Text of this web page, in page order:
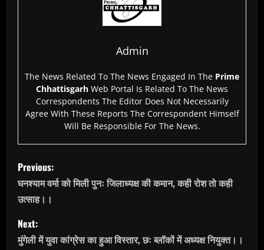
Admin
The News Related To The News Engaged In The Prime
Chhattisgarh Web Portal Is Related To The News
Correspondents The Editor Does Not Necessarily
Agree With These Reports The Correspondent Himself
Will Be Responsible For The News.
P
o
s
t
Previous:
घनश्याम वर्मा को मिली पुनः जिलाध्यक्ष की कमान, कही रोश तो कही
उत्साह।।
Next:
मुंगेली में युवा कांग्रेस का हुआ विस्तार, छः ब्लॉकों में अध्यक्ष नियुक्त।।